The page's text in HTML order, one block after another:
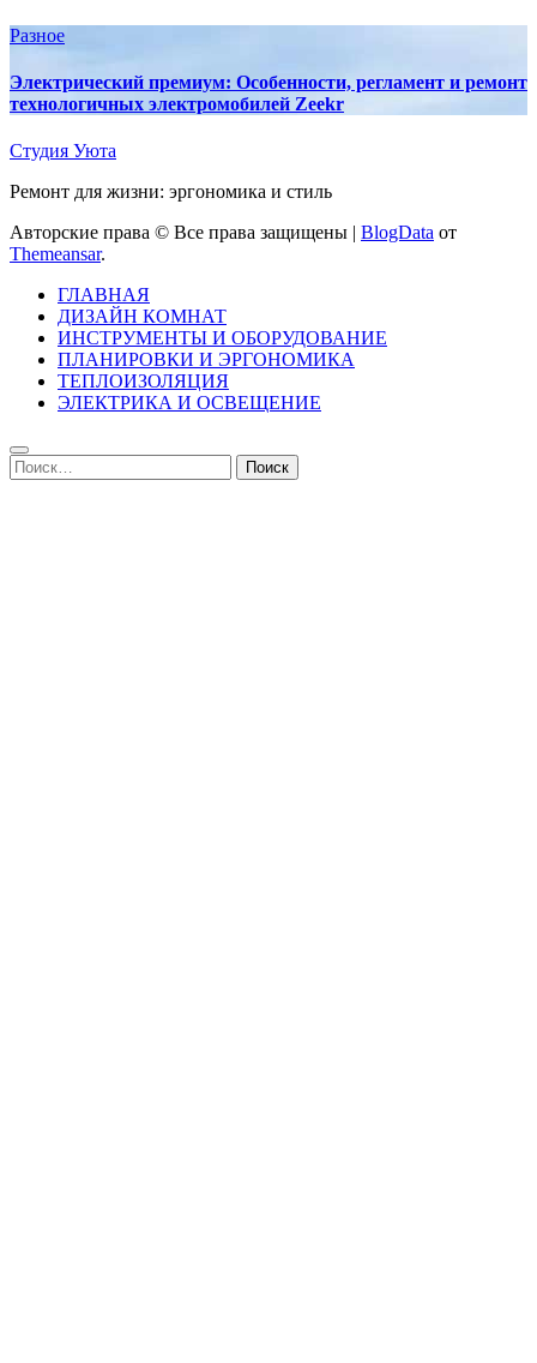
Разное
Электрический премиум: Особенности, регламент и ремонт
технологичных электромобилей Zeekr
Студия Уюта
Ремонт для жизни: эргономика и стиль
Авторские права © Все права защищены | BlogData от
Themeansar.
ГЛАВНАЯ
ДИЗАЙН КОМНАТ
ИНСТРУМЕНТЫ И ОБОРУДОВАНИЕ
ПЛАНИРОВКИ И ЭРГОНОМИКА
ТЕПЛОИЗОЛЯЦИЯ
ЭЛЕКТРИКА И ОСВЕЩЕНИЕ
Найти: